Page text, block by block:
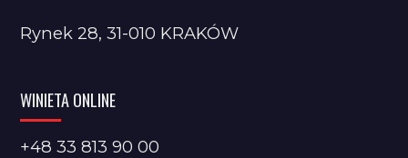
Rynek 28, 31-010 KRAKÓW
WINIETA ONLINE
+48 33 813 90 00